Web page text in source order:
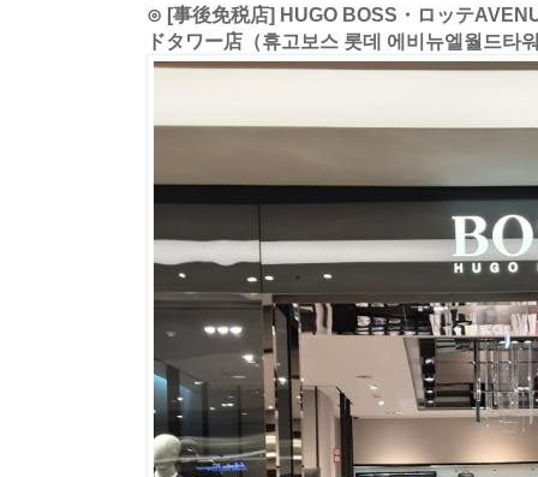
⊙ [事後免税店] HUGO BOSS・ロッテ
ドタワー店（휴고보스 롯데 에비뉴엘월드타